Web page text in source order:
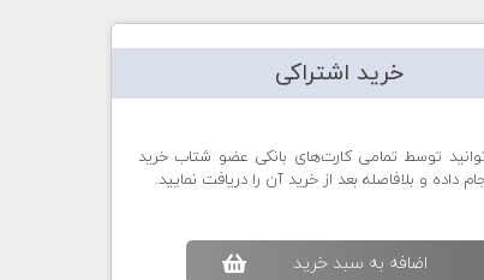
خرید اشتراکی
توسط تمامی کارت‌های بانکی عضو شتاب خرید
داده و بلافاصله بعد از خرید آن را دریافت نمایید.
اضافه به سبد خريد